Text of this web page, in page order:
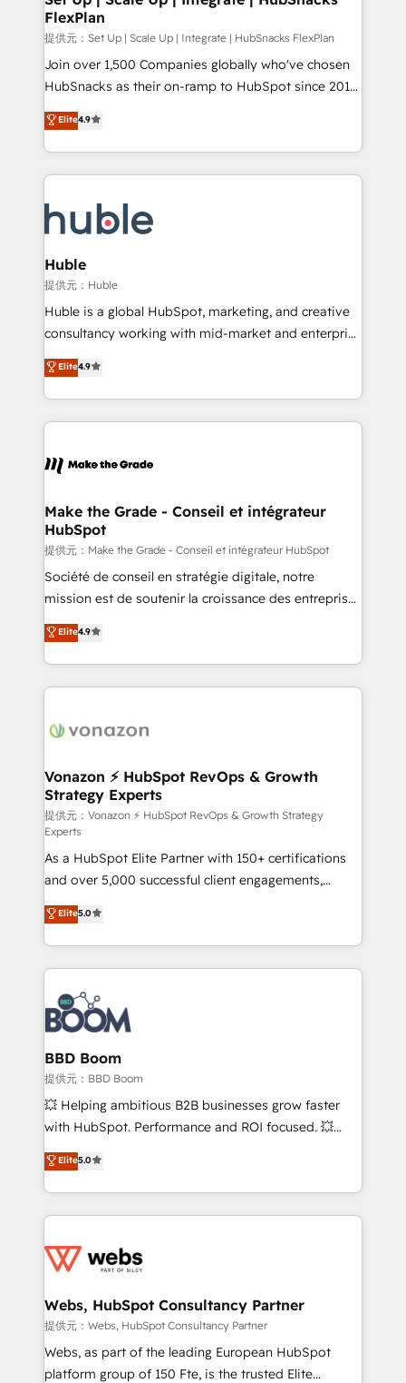
Integrations HubSpot Impact Award 🏆2019
Marketing Enablement HubSpot Impact Award 🏆
2018 Website Design HubSpot Impact Award 🏆2017
Website Design HubSpot Impact Award 🏆2016
Sales Enablement HubSpot Impact Award 🏆2015
Growth-Driven Design Agency of the Year 🏆2015
COS Design Award 🏆2013 HubSpot Marketplace
Provider of the Year 🏆2011 Became a HubSpot
Partner 📆Founded in 1997
FlexPlan
提供元：Set Up | Scale Up | Integrate | HubSnacks FlexPlan
Join over 1,500 Companies globally who've chosen
HubSnacks as their on-ramp to HubSpot since 2014
Simple pay-as-you-go plans that accelerate value...
1️⃣ Set Up | Onboarding New or Check-fixing existing
HubSpot portals 2️⃣ Scale Up | 100% HubSpot Task
Execution... Global 24/7 ... All Experts 3️⃣ Integrate |
Slash months from your API Integration project... ⬅️
Click "Contact Business" ⬅️ to access 150+ Kickstart
Integration templates that put HubSpot in the center
of your tech stack, syncing... 🛍️ Shopify or
WooCommerce 💲 Stripe or Paypal 💰 Sage or
Netsuite 🤖 Google or Microsoft ✍️ DocuSign or
the rare Advanced "Custom Integrations"
Accreditation, securely sync data across... 🔄 any
new HubSpot portal with Advanced Website and
CRM Migrations using our in-house "HubScrub" Tool.
Elite4.9
Huble
提供元：Huble
Huble is a global HubSpot, marketing, and creative
consultancy working with mid-market and enterprise
businesses. We go beyond implementation, shaping
the strategy, processes, and teams that turn
HubSpot into a genuine growth engine. Named
HubSpot's Global Partner of the Year in 2024,
worldwide, and with over 15 years in the ecosystem,
One company, one operating model, delivering
across offices and consulting teams in the UK, USA,
Canada, Germany, France, Belgium, Singapore, and
South Africa. Certified compliant with ISO/IEC
27001:2022 and ISO 9001:2015 across all seven
Elite4.9
Make the Grade - Conseil et intégrateur
HubSpot
提供元：Make the Grade - Conseil et intégrateur HubSpot
Société de conseil en stratégie digitale, notre
mission est de soutenir la croissance des entreprises
B2B à travers l’acquisition de nouveaux clients,
l'intégration CRM et le développement des revenus
auprès de vos comptes existants. En France et à
l'international, nous travaillons avec des ETI
delà d’une simple transformation digitale et des
➤ L’intégration de CRM et de méthodologie RevOps
pour aligner les équipes marketing, commerciales et
support client (data migration, synchronisation API,
audit et maintenance) ➤ La création de sites internet
de conversion qui transforment les visiteurs en
opportunités d'affaires ➤ La mise en place de
stratégies d'acquisition marketing (SEO, SEA,
inbound, automatisation marketing, ABM, IA,
emailing) Informations clés : - 10 ans d'expérience -
100+ intégrations CRM HubSpot réussies - 40
experts conseil - 150 certifications HubSpot
cumulées
Elite4.9
Vonazon ⚡ HubSpot RevOps & Growth
Strategy Experts
提供元：Vonazon ⚡ HubSpot RevOps & Growth Strategy
Experts
As a HubSpot Elite Partner with 150+ certifications
and over 5,000 successful client engagements,
Vonazon turns marketing complexity into
measurable, scalable growth. From onboarding to
enterprise-grade campaigns, our in-house team
builds scalable strategies that drive long-term
revenue. ⚙️ HubSpot Integration & Optimization •
Seamless CRM, CMS, and automation setup •
Complex platform migrations and data cleanups •
Custom APIs and third-party integrations 📈 End-to-
End Revenue Acceleration • Lifecycle marketing and
pipeline growth programs • Sales enablement tools
and CRM optimization • Retention strategies with
Execution • 750+ onboardings and 2,000+
implementations • Deep expertise across marketing,
Elite5.0
BBD Boom
提供元：BBD Boom
💥 Helping ambitious B2B businesses grow faster
with HubSpot. Performance and ROI focused. 💥
BBD Boom is the HubSpot partner that can help you
to HubSpot Better. We work with your teams to
solve all your HubSpot challenges and improve user
adoption, sales process and marketing results.
the first time 🔧 Designing and optimising your
and build using HubSpot 🔌 Integrating HubSpot
with other systems 🎓 Training your teams to be
HubSpot pros 📊 Lead generation services using
HubSpot Why us? - SIX HubSpot Accreditations -
Elite5.0
Webs, HubSpot Consultancy Partner
提供元：Webs, HubSpot Consultancy Partner
Webs, as part of the leading European HubSpot
platform group of 150 Fte, is the trusted Elite